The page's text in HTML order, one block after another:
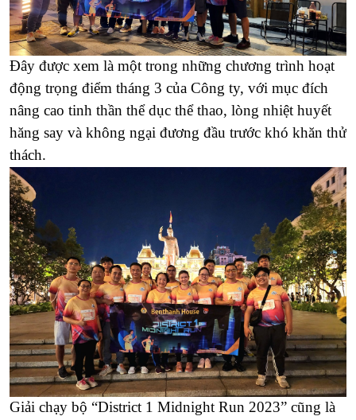
Đây được xem là một trong những chương trình hoạt
động trọng điểm tháng 3 của Công ty, với mục đích
nâng cao tinh thần thể dục thể thao, lòng nhiệt huyết
hăng say và không ngại đương đầu trước khó khăn thử
thách.
Giải chạy bộ “District 1 Midnight Run 2023” cũng là